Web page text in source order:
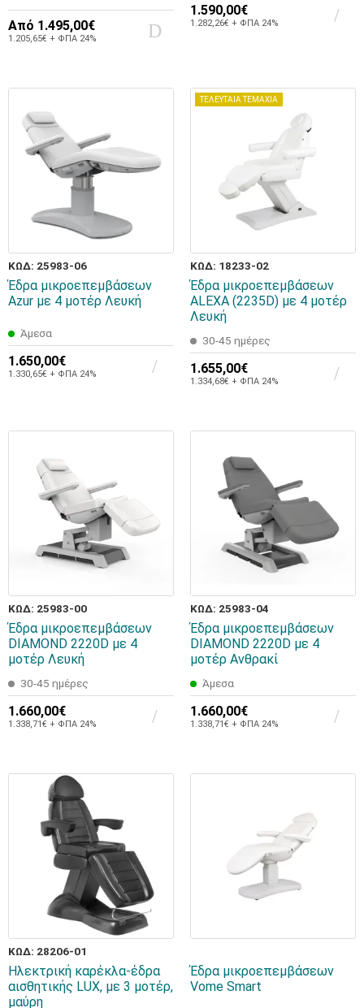
Από 1.495,00€
1.205,65€ + ΦΠΑ 24%
1.590,00€
1.282,26€ + ΦΠΑ 24%
ΚΩΔ: 25983-06
Έδρα μικροεπεμβάσεων
Azur με 4 μοτέρ Λευκή
Άμεσα
1.650,00€
1.330,65€ + ΦΠΑ 24%
ΤΕΛΕΥΤΑΙΑ ΤΕΜΑΧΙΑ
ΚΩΔ: 18233-02
Έδρα μικροεπεμβάσεων
ALEXA (2235D) με 4 μοτέρ
Λευκή
30-45 ημέρες
1.655,00€
1.334,68€ + ΦΠΑ 24%
ΚΩΔ: 25983-00
Έδρα μικροεπεμβάσεων
DIAMOND 2220D με 4
μοτέρ Λευκή
30-45 ημέρες
1.660,00€
1.338,71€ + ΦΠΑ 24%
ΚΩΔ: 25983-04
Έδρα μικροεπεμβάσεων
DIAMOND 2220D με 4
μοτέρ Ανθρακί
Άμεσα
1.660,00€
1.338,71€ + ΦΠΑ 24%
ΚΩΔ: 28206-01
Ηλεκτρική καρέκλα-έδρα
αισθητικής LUX, με 3 μοτέρ,
μαύρη
Έδρα μικροεπεμβάσεων
Vome Smart